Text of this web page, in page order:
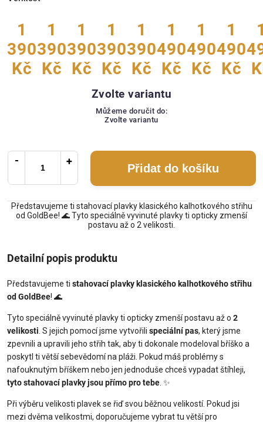
1
390
Kč
1
390
Kč
1
390
Kč
1
390
Kč
1
390
Kč
1
490
Kč
1
490
Kč
1
490
Kč
Zvolte variantu
Můžeme doručit do:
Zvolte variantu
Přidat do košíku
Představujeme ti stahovací plavky klasického kalhotkového střihu
od GoldBee! 🌊 Tyto speciálně vyvinuté plavky ti opticky zmenší
postavu až o 2 velikosti.
Detailní popis produktu
Představujeme ti stahovací plavky klasického kalhotkového střihu
od GoldBee! 🌊
Tyto speciálně vyvinuté plavky ti opticky zmenší postavu až o 2
velikosti . S jejich pomocí jsme vytvořili speciální pas, který jsme
zpevnili a upravili jeho střih tak, aby ti dokonale modeloval bříško a
poskytl ti větší sebevědomí na pláži. Pokud máš problémy s
nafouknutým bříškem nebo jen jednoduše chceš vypadat štíhleji,
tyto stahovací plavky jsou přímo pro tebe . ✨
Při výběru velikosti plavek se řiď svou běžnou velikostí. Pokud jsi
mezi dvěma velikostmi, doporučujeme vybrat tu větší pro